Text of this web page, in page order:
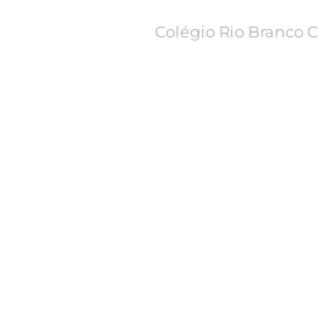
Colégio Rio Branco